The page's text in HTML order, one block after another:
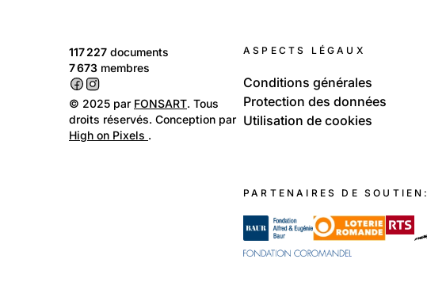
ASPECTS LÉGAUX
Conditions générales
Protection des données
Utilisation de cookies
PARTENAIRES DE SOUTIEN:
117 227 documents
7 673 membres
© 2025 par FONSART. Tous
droits réservés. Conception par
High on Pixels .